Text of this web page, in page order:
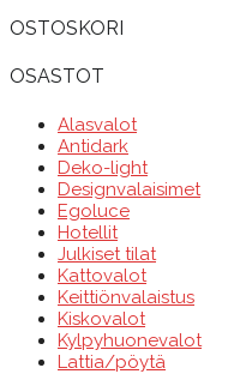
OSTOSKORI
OSASTOT
Alasvalot
Antidark
Deko-light
Designvalaisimet
Egoluce
Hotellit
Julkiset tilat
Kattovalot
Keittiönvalaistus
Kiskovalot
Kylpyhuonevalot
Lattia/pöytä